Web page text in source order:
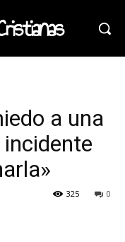
a una
0
325